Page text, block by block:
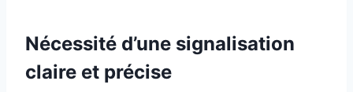
Nécessité d’une signalisation
claire et précise